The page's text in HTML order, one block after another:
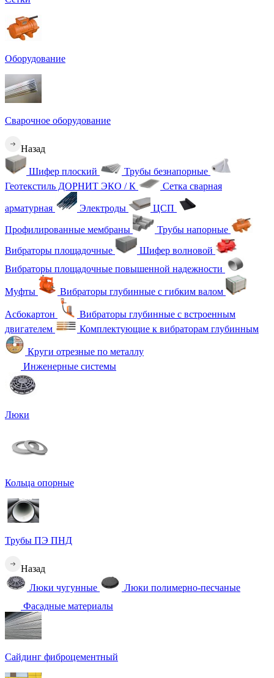
Оборудование
Сварочное оборудование
Назад
Шифер плоский
Трубы безнапорные
Геотекстиль ДОРНИТ ЭКО / К
Сетка сварная
арматурная Электроды ЦСП
Профилированные мембраны
Трубы напорные
Вибраторы площадочные
Шифер волновой
Вибраторы площадочные повышенной надежности
Муфты Вибраторы глубинные с гибким валом
Асбокартон
Вибраторы глубинные с встроенным
двигателем
Комплектующие к вибраторам глубинным
Круги отрезные по металлу
Инженерные системы
Люки
Кольца опорные
Трубы ПЭ ПНД
Назад
Люки чугунные
Люки полимерно-песчаные
Фасадные материалы
Сайдинг фиброцементный